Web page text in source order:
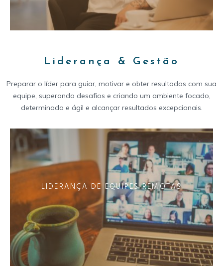
Liderança & Gestão
Preparar o líder para guiar, motivar e obter resultados com sua
equipe, superando desafios e criando um ambiente focado,
determinado e ágil e alcançar resultados excepcionais.
LIDERANÇA DE EQUIPES REMOTAS